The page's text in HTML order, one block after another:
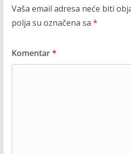
Vaša email adresa neće biti
polja su označena sa *
Komentar*